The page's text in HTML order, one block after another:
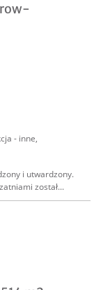
- inne,
i utwardzony.
został...